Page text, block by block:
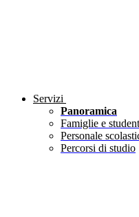
Servizi
Panoramica
Famiglie e
Personale
Percorsi di studio